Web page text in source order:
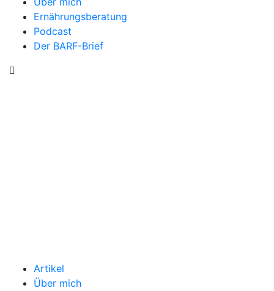
Ernährungsberatung
Podcast
Der BARF-Brief
Artikel
Über mich